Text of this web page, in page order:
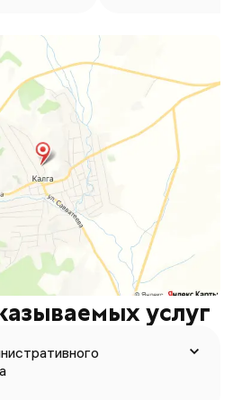
услуг